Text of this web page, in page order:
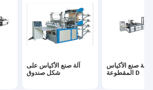
آلة صنع الأكياس على
شكل صندوق
آلة صنع الأكياس
المقطوعة D